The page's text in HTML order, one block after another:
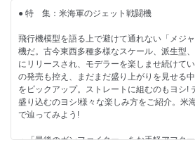
・長谷川迷人のプラモデルはやっぱり作って
・内藤あんもの戦車模型基本講座：内藤あんも
・ 模型をよりリアルにするための蘊蓄資料講
・Follow Your Heart： 鋭之助 初代 日野
【情 報】
・MA艦船情報局 CSG25
・でものはつもの
【特別記事】
・Gemo（ジーモ）UV硬化パテ リキッドタイ
【NEW KIT REVIEW】
・フェアリー バラクーダ 艦上雷撃機 トラン
・カーチス ホーク H-75 A1/A2 アルマホビー
・ホンダ NA1 NSX アオシマ1/32:金澤尚憲
・充電させてもらえませんか? E-Vino アオシ
● 特 集：米海軍のジェット戦闘機
飛行機模型を語る上で避けて通れない「メジ
機だ。古今東西多種多様なスケール、派生型
にリリースされ、モデラーを楽しませ続けて
の発売も控え、まだまだ盛り上がりを見せる
をピックアップ。ストレートに組むのもヨシ!
盛り込むのヨシ!様々な楽しみ方をご紹介。米
で辿ってみよう!
・「最後のガンファイター」をお手軽アフタ